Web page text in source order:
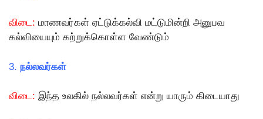
விடை: மாணவர்கள் ஏட்டுக்கல்வி மட்டுமின்றி அனுபவ
கல்வியையும் கற்றுக்கொள்ள வேண்டும்
3. நல்லவர்கள்
விடை: இந்த உலகில் நல்லவர்கள் என்று யாரும் கிடையாது